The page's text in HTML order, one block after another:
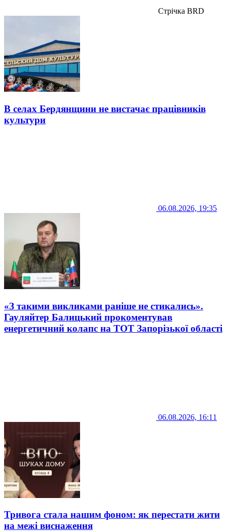
Стрічка BRD
В селах Бердянщини не вистачає працівників
культури
06.08.2026, 19:35
«З такими викликами раніше не стикались».
Гауляйтер Балицький прокоментував
енергетичний колапс на ТОТ Запорізької області
06.08.2026, 16:11
Тривога стала нашим фоном: як перестати жити
на межі виснаження